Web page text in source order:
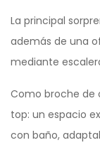
La principal
además de una
mediante
Como broche de
top: un espacio
con baño,